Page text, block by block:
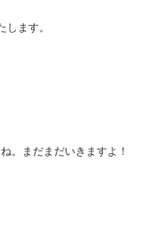
ます。
。まだまだいきますよ！